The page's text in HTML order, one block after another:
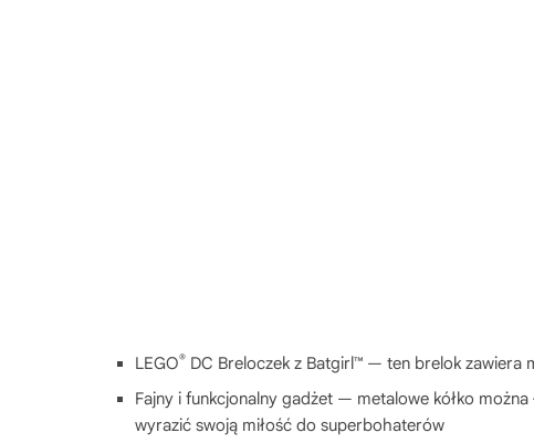
LEGO® DC Breloczek z Batgirl™ — ten brelok zawiera
Fajny i funkcjonalny gadżet — metalowe kółko
wyrazić swoją miłość do superbohaterów